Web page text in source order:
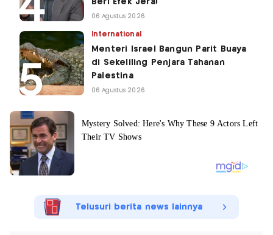
Beri Efek Jera!
06 Agustus 2026
International
Menteri Israel Bangun Parit Buaya
di Sekeliling Penjara Tahanan
Palestina
06 Agustus 2026
Telusuri berita news lainnya